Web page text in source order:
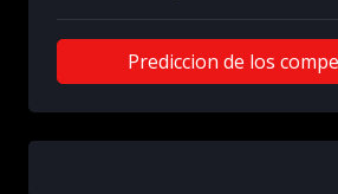
Prediccion de los